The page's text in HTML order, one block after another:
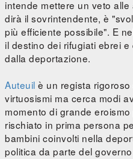
intende mettere un veto
dirà il sovrintendente, è
più efficiente possibile". E
il destino dei rifugiati ebrei
dalla deportazione.
Auteuil è un regista
virtuosismi ma cerca modi
momento di grande
rischiato in prima persona
bambini coinvolti nella
politica da parte del